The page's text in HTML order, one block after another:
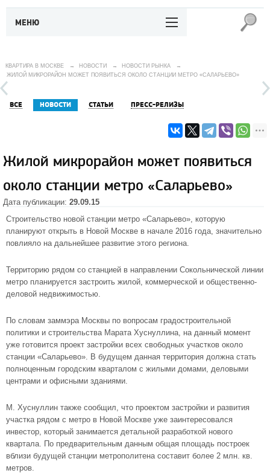
МЕНЮ
КВАРТИРА В МОСКВЕ → НОВОСТИ → НОВОСТИ РЫНКА
→
ЖИЛОЙ МИКРОРАЙОН МОЖЕТ ПОЯВИТЬСЯ ОКОЛО СТАНЦИИ МЕТРО «САЛАРЬЕВО»
ВСЕ НОВОСТИ СТАТЬИ ПРЕСС-РЕЛИЗЫ
Жилой микрорайон может появиться
около станции метро «Саларьево»
Дата публикации: 29.09.15
Строительство новой станции метро «Саларьево», которую
планируют открыть в Новой Москве в начале 2016 года, значительно
повлияло на дальнейшее развитие этого региона.
Территорию рядом со станцией в направлении Сокольнической линии
метро планируется застроить жилой, коммерческой и общественно-
деловой недвижимостью.
По словам заммэра Москвы по вопросам градостроительной
политики и строительства Марата Хуснуллина, на данный момент
уже готовится проект застройки всех свободных участков около
станции «Саларьево». В будущем данная территория должна стать
полноценным городским кварталом с жилыми домами, деловыми
центрами и офисными зданиями.
М. Хуснуллин также сообщил, что проектом застройки и развития
участка рядом с метро в Новой Москве уже заинтересовался
инвестор, который занимается детальной разработкой нового
квартала. По предварительным данным общая площадь построек
вблизи будущей станции метрополитена составит более 2 млн. кв.
метров.